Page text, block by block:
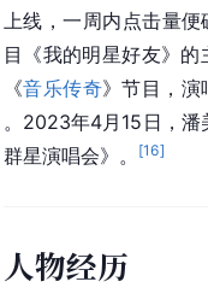
上线，一周内点击量
目《我的明星好友》的
《音乐传奇》节目，演
。2023年4月15日，
群星演唱会》。
[16]
人物经历